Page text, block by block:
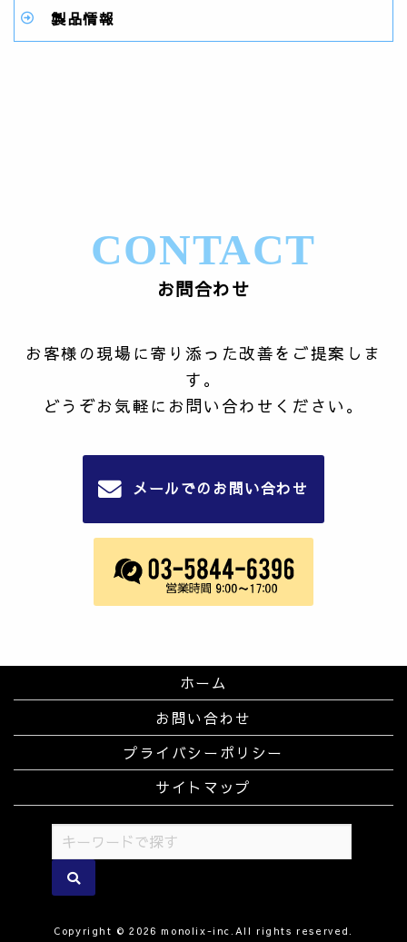
製品情報
CONTACT
お問合わせ
お客様の現場に寄り添った改善をご提案しま
す。
どうぞお気軽にお問い合わせください。
メールでのお問い合わせ
ホーム
お問い合わせ
プライバシーポリシー
サイトマップ
Copyright © 2026 monolix-inc.All rights reserved.